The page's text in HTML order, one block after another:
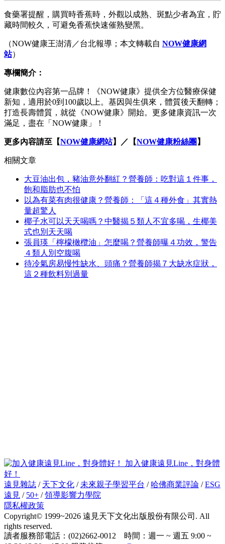
食藥署提醒，購買時香蕉時，外觀以成熟、斑點少者為宜，貯
藏時間較久，可避免香蕉快速催熟變黑。
（NOW健康王澍清／台北報導；本文轉載自 NOW健康網
站）
專欄簡介：
健康數位內容第一品牌！《NOW健康》提供全方位醫療保健
新知，適用於0到100歲以上。基因與生俱來，體質後天翻轉；
打造長壽體質，就從《NOW健康》開始。更多健康資訊一次
滿足，盡在「NOW健康」！
更多內容請至【NOW健康網站】／【NOW健康粉絲團 】
相關文章
大豆油出包，豬油意外翻紅？營養師：吃對這１件事，
飽和脂肪也不怕
以為有菜有肉很健康？營養師：「這４種外食」其實熱
量超驚人
椰子水可以天天喝嗎？中醫揭５類人不宜多喝，生椰美
式也別天天喝
張員瑛「檸檬橄欖油」怎麼喝？營養師曝４功效，警告
４類人別空腹喝
待冷氣房易慢性缺水、頭痛？營養師揭７大缺水症狀，
這２種飲料別過量
加入健康遠見Line，對身體
好！
遠見雜誌 / 天下文化 / 未來親子學習平台 / 哈佛商業評論 /ESG
遠見 / 50+ /領導影響力學院
隱私權政策
Copyright© 1999~2026 遠見天下文化出版股份有限公司. All
rights reserved.
讀者服務部電話：(02)2662-0012 時間：週一 ~ 週五 9:00 ~